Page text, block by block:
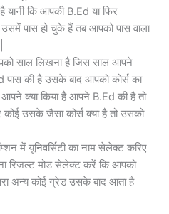
यानी कि आपकी B.Ed या फिर
पास हो चुके हैं तब आपको पास वाला
साल लिखना है जिस साल आपने
पास की है उसके बाद आपको कोर्स का
क्या किया है आपने B.Ed की है तो
उसके जैसा कोर्स क्या है तो उसको
में यूनिवर्सिटी का नाम सेलेक्ट करिए
रिजल्ट मोड सेलेक्ट करें कि आपको
अन्य कोई ग्रेड उसके बाद आता है